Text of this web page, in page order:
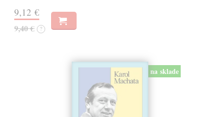
9,12 €
9,40 € ?
na sklade